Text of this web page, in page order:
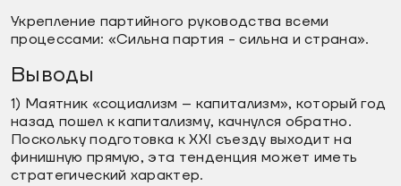
Укрепление партийного руководства всеми
процессами: «Сильна партия - сильна и страна».
Выводы
1) Маятник «социализм – капитализм», который год
назад пошел к капитализму, качнулся обратно.
Поскольку подготовка к XXI съезду выходит на
финишную прямую, эта тенденция может иметь
стратегический характер.